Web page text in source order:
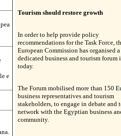
e
Tourism should restore growth
In order to help provide policy
recommendations for the Task Force,
European Commission has organised a
dedicated business and tourism forum
today.
The Forum mobilised more than 150
business representatives and tourism
stakeholders, to engage in debate and
network with the Egyptian business
community.